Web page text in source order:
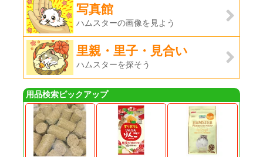
写真館
ハムスターの画像を見よう
里親・里子・見合い
ハムスターを探そう
用品検索ピックアップ